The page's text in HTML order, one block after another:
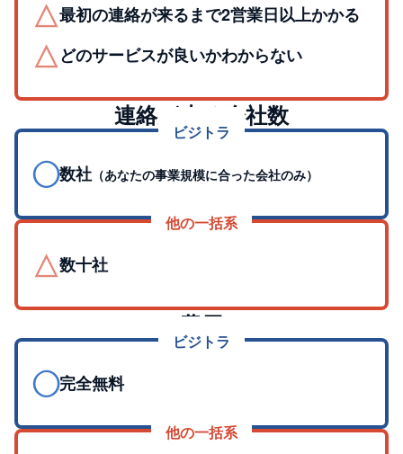
△最初の連絡が来るまで2営業日以上かかる
△どのサービスが良いかわからない
連絡が来る会社数
ビジトラ
◯数社 （あなたの事業規模に合った会社のみ）
他の一括系
△数十社
費用
ビジトラ
◯完全無料
他の一括系